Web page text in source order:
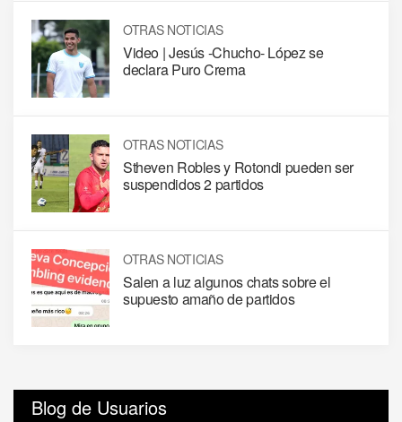
OTRAS NOTICIAS
Video | Jesús -Chucho- López se
declara Puro Crema
OTRAS NOTICIAS
Stheven Robles y Rotondi pueden ser
suspendidos 2 partidos
OTRAS NOTICIAS
Salen a luz algunos chats sobre el
supuesto amaño de partidos
Blog de Usuarios